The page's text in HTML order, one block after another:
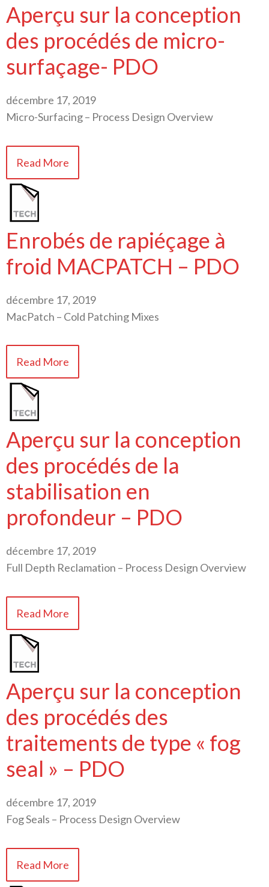
Aperçu sur la conception
des procédés de micro-
surfaçage- PDO
décembre 17, 2019
Micro-Surfacing – Process Design Overview
Read More
Enrobés de rapiéçage à
froid MACPATCH – PDO
décembre 17, 2019
MacPatch – Cold Patching Mixes
Read More
Aperçu sur la conception
des procédés de la
stabilisation en
profondeur – PDO
décembre 17, 2019
Full Depth Reclamation – Process Design Overview
Read More
Aperçu sur la conception
des procédés des
traitements de type « fog
seal » – PDO
décembre 17, 2019
Fog Seals – Process Design Overview
Read More